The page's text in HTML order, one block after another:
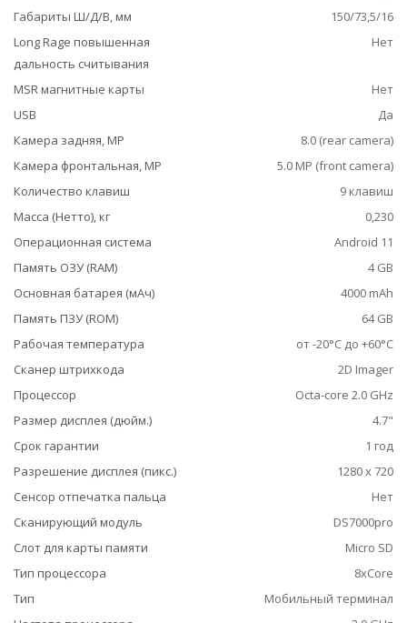
Габариты Ш/Д/В, мм
150/73,5/16
Long Rage повышенная
дальность считывания
Нет
MSR магнитные карты
Нет
USB
Да
Камера задняя, MP
8.0 (rear camera)
Камера фронтальная, MP
5.0 MP (front camera)
Количество клавиш
9 клавиш
Масса (Нетто), кг
0,230
Операционная система
Android 11
Память ОЗУ (RAM)
4 GB
Основная батарея (мАч)
4000 mAh
Память ПЗУ (ROM)
64 GB
Рабочая температура
от -20°C до +60°C
Сканер штрихкода
2D Imager
Процессор
Octa-core 2.0 GHz
Размер дисплея (дюйм.)
4.7"
Срок гарантии
1 год
Разрешение дисплея (пикс.)
1280 x 720
Сенсор отпечатка пальца
Нет
Сканирующий модуль
DS7000pro
Слот для карты памяти
Micro SD
Тип процессора
8xCore
Тип
Мобильный терминал